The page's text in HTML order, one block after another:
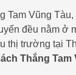
Vũng
đều nằm ở
thị trường tại
Thắng Tam